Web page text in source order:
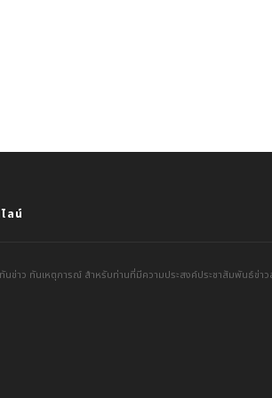
ลน์
ข่าว ทันเหตุการณ์ สำหรับท่านที่มีความประสงค์ประชาสัมพันธ์ข่าว